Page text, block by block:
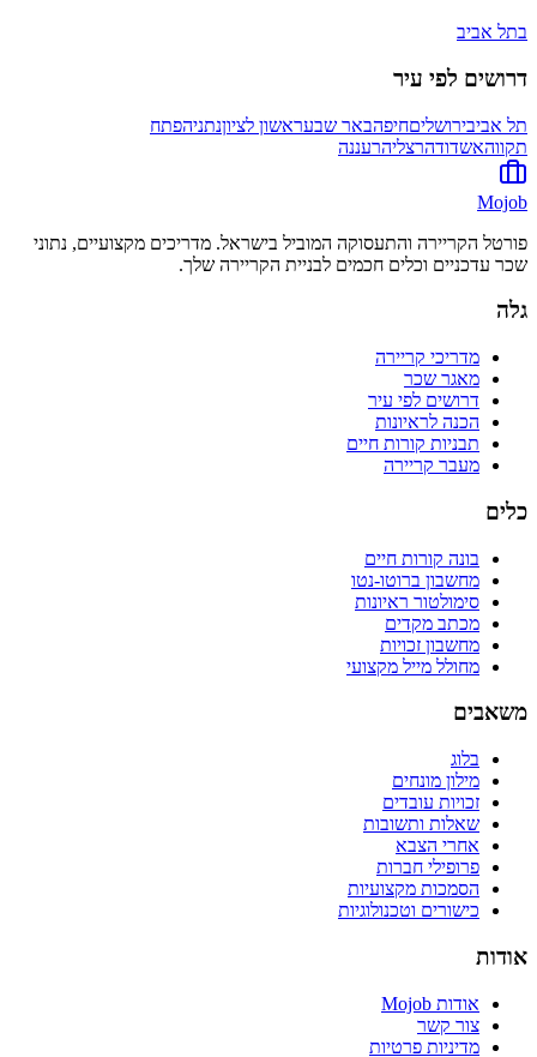
בתל אביב
דרושים לפי עיר
תל אביבירושליםחיפהבאר שבעראשון לציוןנתניהפתח
תקווהאשדודהרצליהרעננה
Mojob
פורטל הקריירה והתעסוקה המוביל בישראל. מדריכים מקצועיים, נתוני
שכר עדכניים וכלים חכמים לבניית הקריירה שלך.
גלה
מדריכי קריירה
מאגר שכר
דרושים לפי עיר
הכנה לראיונות
תבניות קורות חיים
מעבר קריירה
כלים
בונה קורות חיים
מחשבון ברוטו-נטו
סימולטור ראיונות
מכתב מקדים
מחשבון זכויות
מחולל מייל מקצועי
משאבים
בלוג
מילון מונחים
זכויות עובדים
שאלות ותשובות
אחרי הצבא
פרופילי חברות
הסמכות מקצועיות
כישורים וטכנולוגיות
אודות
אודות Mojob
צור קשר
מדיניות פרטיות